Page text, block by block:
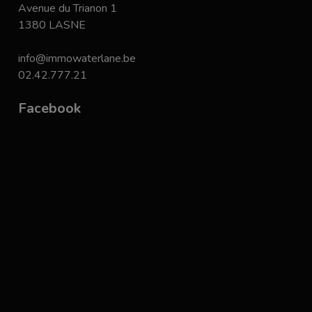
Avenue du Trianon 1
1380 LASNE
info@immowaterlane.be
02.42.777.21
Facebook